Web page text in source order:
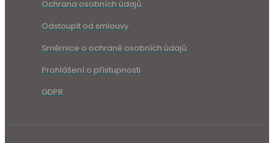
Ochrana osobních údajů
Odstoupit od smlouvy
Směrnice o ochraně osobních údajů
Prohlášení o přístupnosti
GDPR